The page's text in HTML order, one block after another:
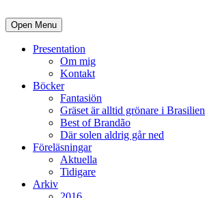
Open Menu
Presentation
Om mig
Kontakt
Böcker
Fantasiön
Gräset är alltid grönare i Brasilien
Best of Brandão
Där solen aldrig går ned
Föreläsningar
Aktuella
Tidigare
Arkiv